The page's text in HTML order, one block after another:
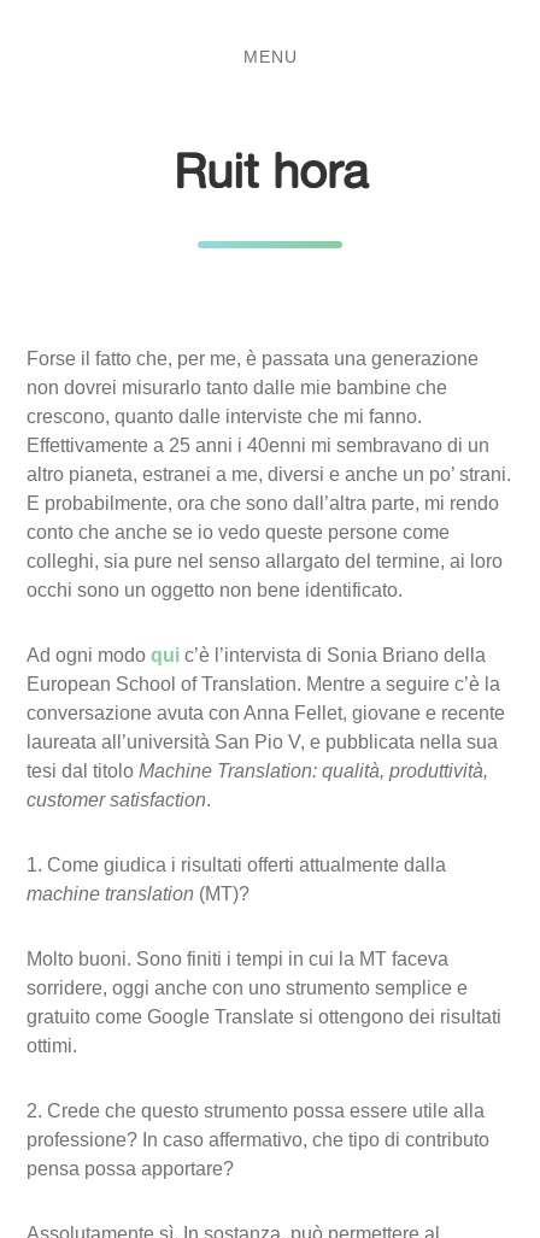
MENU
Ruit hora
Forse il fatto che, per me, è passata una generazione
non dovrei misurarlo tanto dalle mie bambine che
crescono, quanto dalle interviste che mi fanno.
Effettivamente a 25 anni i 40enni mi sembravano di un
altro pianeta, estranei a me, diversi e anche un po’ strani.
E probabilmente, ora che sono dall’altra parte, mi rendo
conto che anche se io vedo queste persone come
colleghi, sia pure nel senso allargato del termine, ai loro
occhi sono un oggetto non bene identificato.
Ad ogni modoqui c’è l’intervista di Sonia Briano della
European School of Translation. Mentre a seguire c’è la
conversazione avuta con Anna Fellet, giovane e recente
laureata all’università San Pio V, e pubblicata nella sua
tesi dal titoloMachine Translation: qualità, produttività,
customer satisfaction.
1. Come giudica i risultati offerti attualmente dalla
machine translation (MT)?
Molto buoni. Sono finiti i tempi in cui la MT faceva
sorridere, oggi anche con uno strumento semplice e
gratuito come Google Translate si ottengono dei risultati
ottimi.
2. Crede che questo strumento possa essere utile alla
professione? In caso affermativo, che tipo di contributo
pensa possa apportare?
Assolutamente sì. In sostanza, può permettere al